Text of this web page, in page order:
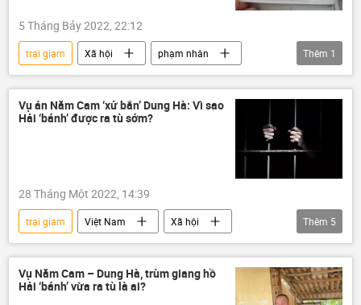
5 Tháng Bảy 2022, 22:12
trại giam Xã hội
phạm nhân
Việt Nam
Thêm 1
Vụ án Năm Cam ‘xử bắn’ Dung Hà: Vì sao
Hải ‘bánh’ được ra tù sớm?
28 Tháng Một 2022, 14:39
trại giam Việt Nam
Xã hội
Hải "Bánh"
Năm Cam
Pháp luật
tội phạm
trùm giang hồ
Thêm 5
Vụ Năm Cam – Dung Hà, trùm giang hồ
Hải ‘bánh’ vừa ra tù là ai?